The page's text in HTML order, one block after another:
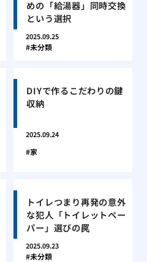
めの「給湯器」同時交換
という選択
2025.09.25
未分類
DIYで作るこだわりの鍵
収納
2025.09.24
家
トイレつまり再発の意外
な犯人「トイレットペー
パー」選びの罠
2025.09.23
未分類